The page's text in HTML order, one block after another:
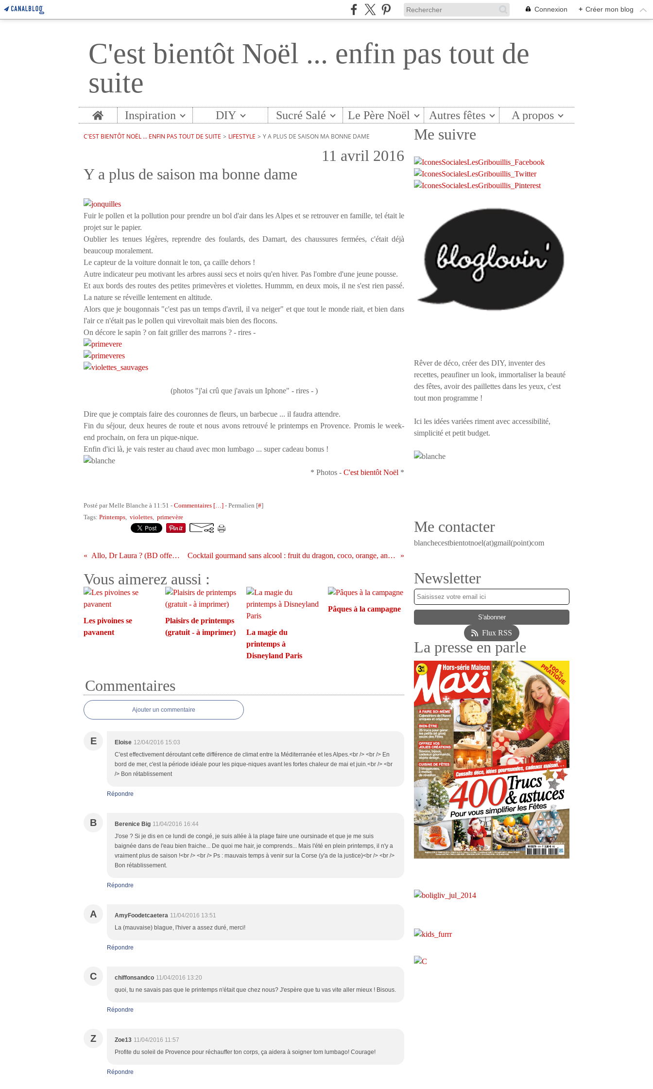
Connexion + Créer mon blog
C'est bientôt Noël ... enfin pas tout de
suite
Home Inspiration DIY Sucré Salé Le Père Noël Autres fêtes A propos
C'EST BIENTÔT NOËL ... ENFIN PAS TOUT DE SUITE > LIFESTYLE > Y A PLUS DE SAISON MA BONNE DAME
11 avril 2016
Y a plus de saison ma bonne dame
Fuir le pollen et la pollution pour prendre un bol d'air dans les Alpes et se retrouver en famille, tel était le
projet sur le papier.
Oublier les tenues légères, reprendre des foulards, des Damart, des chaussures fermées, c'était déjà
beaucoup moralement.
Le capteur de la voiture donnait le ton, ça caille dehors !
Autre indicateur peu motivant les arbres aussi secs et noirs qu'en hiver. Pas l'ombre d'une jeune pousse.
Et aux bords des routes des petites primevères et violettes. Hummm, en deux mois, il ne s'est rien passé.
La nature se réveille lentement en altitude.
Alors que je bougonnais "c'est pas un temps d'avril, il va neiger" et que tout le monde riait, et bien dans
l'air ce n'était pas le pollen qui virevoltait mais bien des flocons.
On décore le sapin ? on fait griller des marrons ? - rires -
(photos "j'ai crû que j'avais un Iphone" - rires - )
Dire que je comptais faire des couronnes de fleurs, un barbecue ... il faudra attendre.
Fin du séjour, deux heures de route et nous avons retrouvé le printemps en Provence. Promis le week-
end prochain, on fera un pique-nique.
Enfin d'ici là, je vais rester au chaud avec mon lumbago ... super cadeau bonus !
* Photos - C'est bientôt Noël *
Posté par Melle Blanche à 11:51 - Commentaires […] - Permalien [#]
Tags: Printemps, violettes, primevère
Allo, Dr Laura ? (BD offerte) Cocktail gourmand sans alcool : fruit du dragon, coco, orange, ananas
Vous aimerez aussi :
Les pivoines se
pavanent
Plaisirs de printemps
(gratuit - à imprimer)
La magie du
printemps à
Disneyland Paris
Pâques à la campagne
Commentaires
Ajouter un commentaire
E Eloise 12/04/2016 15:03
C'est effectivement déroutant cette différence de climat entre la Méditerranée et les Alpes.<br /> <br /> En
bord de mer, c'est la période idéale pour les pique-niques avant les fortes chaleur de mai et juin.<br /> <br
/> Bon rétablissement
Répondre
B Berenice Big 11/04/2016 16:44
J'ose ? Si je dis en ce lundi de congé, je suis allée à la plage faire une oursinade et que je me suis
baignée dans de l'eau bien fraiche... De quoi me hair, je comprends... Mais l'été en plein printemps, il n'y a
vraiment plus de saison !<br /> <br /> Ps : mauvais temps à venir sur la Corse (y'a de la justice)<br /> <br />
Bon rétablissement.
Répondre
A AmyFoodetcaetera 11/04/2016 13:51
La (mauvaise) blague, l'hiver a assez duré, merci!
Répondre
C chiffonsandco 11/04/2016 13:20
quoi, tu ne savais pas que le printemps n'était que chez nous? J'espère que tu vas vite aller mieux ! Bisous.
Répondre
Z Zoe13 11/04/2016 11:57
Profite du soleil de Provence pour réchauffer ton corps, ça aidera à soigner tom lumbago! Courage!
Répondre
Me suivre
Rêver de déco, créer des DIY, inventer des
recettes, peaufiner un look, immortaliser la beauté
des fêtes, avoir des paillettes dans les yeux, c'est
tout mon programme !
Ici les idées variées riment avec accessibilité,
simplicité et petit budget.
Me contacter
blanchecestbientotnoel(at)gmail(point)com
Newsletter
Flux RSS
La presse en parle